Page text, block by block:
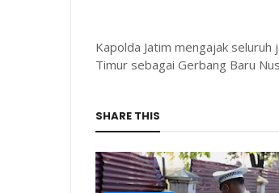
Kapolda Jatim mengajak seluruh
Timur sebagai Gerbang Baru
SHARE THIS